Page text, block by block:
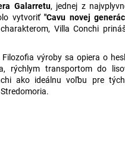
Galarretu, jednej z
vytvoriť"Cavu novej
Villa Conchi
výroby sa opiera o
rýchlym transportom do
ako ideálnu voľbu pre